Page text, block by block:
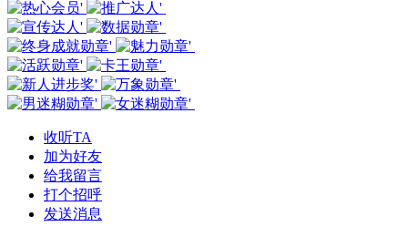
收听TA
加为好友
给我留言
打个招呼
发送消息